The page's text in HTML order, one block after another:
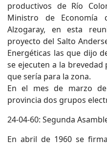
productivos de Río
Ministro de Economía
Alzogaray, en esta
proyecto del Salto
Energéticas las que dijo
se ejecuten a la
que sería para la zona.
En el mes de marzo
provincia dos grupos
24-04-60: Segunda
En abril de 1960 se